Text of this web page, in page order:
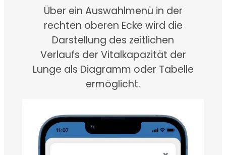
Über ein Auswahlmenü in der
rechten oberen Ecke wird die
Darstellung des zeitlichen
Verlaufs der Vitalkapazität der
Lunge als Diagramm oder Tabelle
ermöglicht.